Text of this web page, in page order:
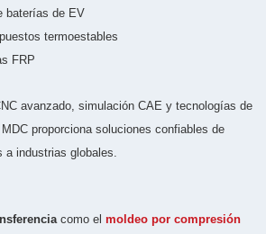
baterías de EV
termoestables
FRP
avanzado, simulación CAE y tecnologías de
proporciona soluciones confiables de
industrias globales.
como el moldeo por compresión